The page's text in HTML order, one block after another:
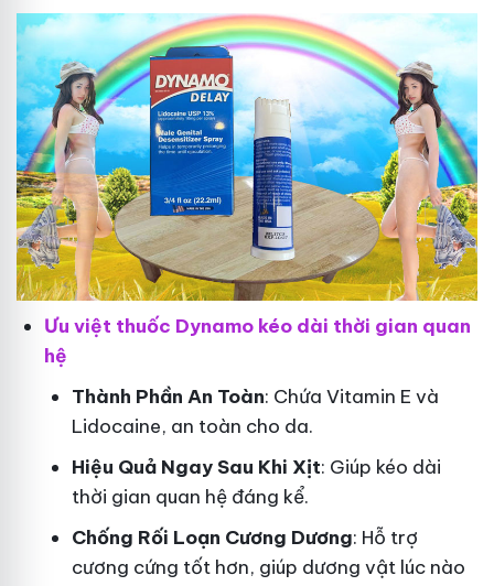
Ưu việt thuốc Dynamo kéo dài thời gian quan
hệ
Thành Phần An Toàn: Chứa Vitamin E và
Lidocaine, an toàn cho da.
Hiệu Quả Ngay Sau Khi Xịt: Giúp kéo dài
thời gian quan hệ đáng kể.
Chống Rối Loạn Cương Dương: Hỗ trợ
cương cứng tốt hơn, giúp dương vật lúc nào